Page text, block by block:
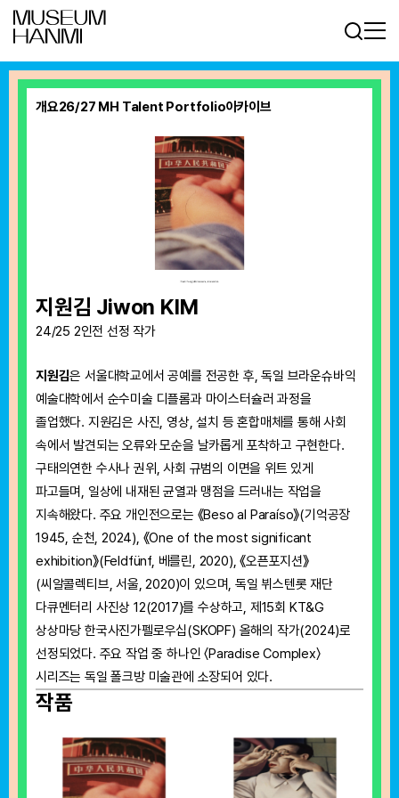
개요26/27 MH Talent Portfolio아카이브
지원김 Jiwon KIM
24/25 2인전 선정 작가
지원김은 서울대학교에서 공예를 전공한 후, 독일 브라운슈바익
예술대학에서 순수미술 디플롬과 마이스터슐러 과정을
졸업했다. 지원김은 사진, 영상, 설치 등 혼합매체를 통해 사회
속에서 발견되는 오류와 모순을 날카롭게 포착하고 구현한다.
구태의연한 수사나 권위, 사회 규범의 이면을 위트 있게
파고들며, 일상에 내재된 균열과 맹점을 드러내는 작업을
지속해왔다. 주요 개인전으로는 《Beso al Paraíso》(기억공장
1945, 순천, 2024), 《One of the most significant
exhibition》(Feldfünf, 베를린, 2020), 《오픈포지션》
(씨알콜렉티브, 서울, 2020)이 있으며, 독일 뷔스텐롯 재단
다큐멘터리 사진상 12(2017)를 수상하고, 제15회 KT&G
상상마당 한국사진가펠로우십(SKOPF) 올해의 작가(2024)로
선정되었다. 주요 작업 중 하나인 〈Paradise Complex〉
시리즈는 독일 폴크방 미술관에 소장되어 있다.
작품